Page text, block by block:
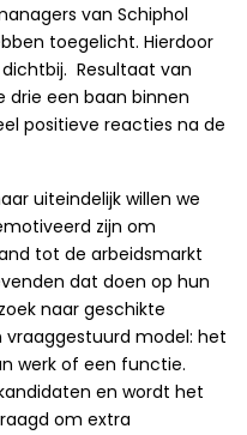
van Schiphol
toegelicht. Hierdoor
Resultaat van
drie een baan binnen
positieve reacties na de
uiteindelijk willen we
zijn om
tot de arbeidsmarkt
dat doen op hun
naar geschikte
vraaggestuurd model: het
werk of een functie.
en wordt het
om extra